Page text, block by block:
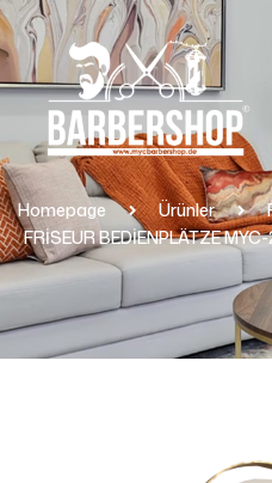
Homepage Ürünler
FRİSEUR BEDİENPLÄTZE